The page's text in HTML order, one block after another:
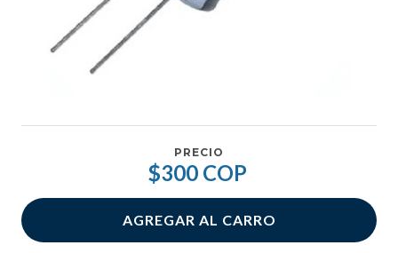
PRECIO
$300 COP
AGREGAR AL CARRO